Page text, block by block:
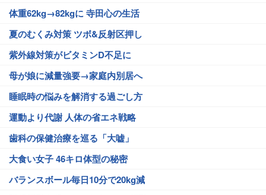
体重62kg→82kgに 寺田心の生活
夏のむくみ対策 ツボ&反射区押し
紫外線対策がビタミンD不足に
母が娘に減量強要→家庭内別居へ
睡眠時の悩みを解消する過ごし方
運動より代謝 人体の省エネ戦略
歯科の保健治療を巡る「大嘘」
大食い女子 46キロ体型の秘密
バランスボール毎日10分で20kg減